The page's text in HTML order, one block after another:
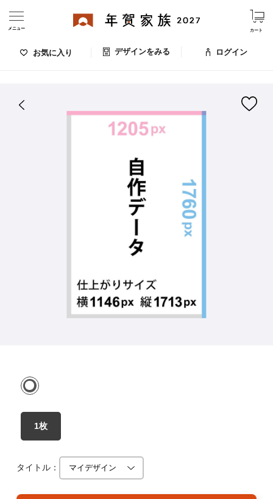
お気に入り デザインをみる
カート
ログイン
メニュー
デザインをみる
お気に入りのデザイン
お問い合わせ
1枚
タイトル：